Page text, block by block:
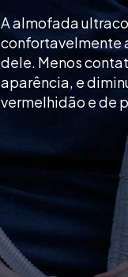
A almofada
confortavelmente
dele. Menos
aparência, e
vermelhidão e de